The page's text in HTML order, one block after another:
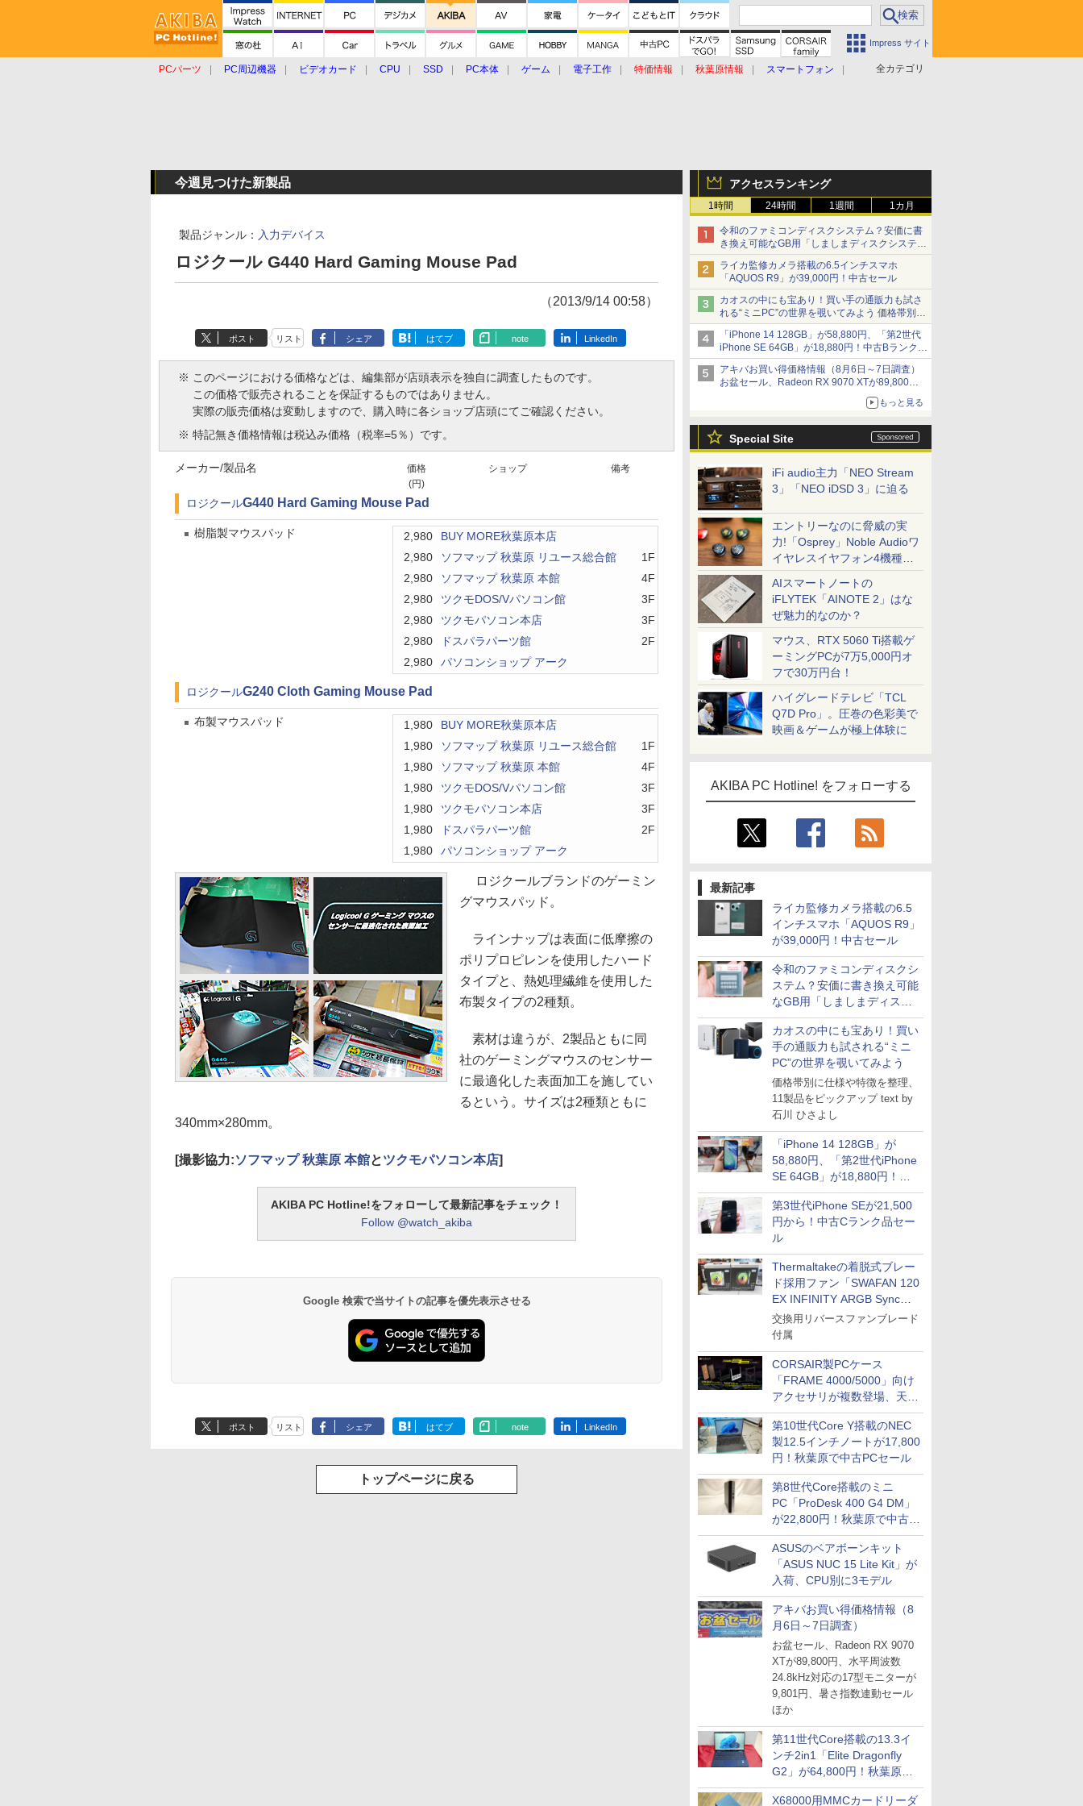
Impress サイト
全カテゴリ
PCパーツ PC周辺機器 ビデオカード CPU SSD PC本体 ゲーム 電子工作 特価情報 秋葉原情報
スマートフォン
アクセスランキング
1時間 24時間 1週間 1カ月
令和のファミコンディスクシステム？安価に書
き換え可能なGB用「しましまディスクシステ
ム」
ライカ監修カメラ搭載の6.5インチスマホ
「AQUOS R9」が39,000円！中古セール
カオスの中にも宝あり！買い手の通販力も試さ
れる“ミニPC”の世界を覗いてみよう 価格帯別に
仕様や特徴を整理、11製品をピックアップ text
by 石川 ひさよし
「iPhone 14 128GB」が58,880円、「第2世代
iPhone SE 64GB」が18,880円！中古Bランク品
セール
アキバお買い得価格情報（8月6日～7日調査）
お盆セール、Radeon RX 9070 XTが89,800
円、水平周波数24.8kHz対応の17型モニターが
9,801円、暑さ指数連動セール ほか
もっと見る
Special Site
iFi audio主力「NEO Stream
3」「NEO iDSD 3」に迫る
エントリーなのに脅威の実
力!「Osprey」Noble Audioワ
イヤレスイヤフォン4機種を
一気に聴く
AIスマートノートの
iFLYTEK「AINOTE 2」はな
ぜ魅力的なのか？
マウス、RTX 5060 Ti搭載ゲ
ーミングPCが7万5,000円オ
フで30万円台！
ハイグレードテレビ「TCL
Q7D Pro」。圧巻の色彩美で
映画＆ゲームが極上体験に
AKIBA PC Hotline! をフォローする
最新記事
ライカ監修カメラ搭載の6.5
インチスマホ「AQUOS R9」
が39,000円！中古セール
令和のファミコンディスクシ
ステム？安価に書き換え可能
なGB用「しましまディスク
システム」
カオスの中にも宝あり！買い
手の通販力も試される“ミニ
PC”の世界を覗いてみよう
価格帯別に仕様や特徴を整理、
11製品をピックアップ text by
石川 ひさよし
「iPhone 14 128GB」が
58,880円、「第2世代iPhone
SE 64GB」が18,880円！中
古Bランク品セール
第3世代iPhone SEが21,500
円から！中古Cランク品セー
ル
Thermaltakeの着脱式ブレー
ド採用ファン「SWAFAN 120
EX INFINITY ARGB Sync」
に単品パッケージ
交換用リバースファンブレード
付属
CORSAIR製PCケース
「FRAME 4000/5000」向け
アクセサリが複数登場、天然
木製パネルや背面コネクタ対
応トレイなど
第10世代Core Y搭載のNEC
製12.5インチノートが17,800
円！秋葉原で中古PCセール
第8世代Core搭載のミニ
PC「ProDesk 400 G4 DM」
が22,800円！秋葉原で中古
PCセール
ASUSのベアボーンキット
「ASUS NUC 15 Lite Kit」が
入荷、CPU別に3モデル
アキバお買い得価格情報（8
月6日～7日調査）
お盆セール、Radeon RX 9070
XTが89,800円、水平周波数
24.8kHz対応の17型モニターが
9,801円、暑さ指数連動セール
ほか
第11世代Core搭載の13.3イ
ンチ2in1「Elite Dragonfly
G2」が64,800円！秋葉原で
中古PCセール
X68000用MMCカードリーダ
今週見つけた新製品
製品ジャンル： 入力デバイス
ロジクール G440 Hard Gaming Mouse Pad
（2013/9/14 00:58）
ポスト リスト シェア はてブ note LinkedIn
※ このページにおける価格などは、編集部が店頭表示を独自に調査したものです。
この価格で販売されることを保証するものではありません。
実際の販売価格は変動しますので、購入時に各ショップ店頭にてご確認ください。
※ 特記無き価格情報は税込み価格（税率=5％）です。
価格
(円)
ショップ 備考
メーカー/製品名
ロジクールG440 Hard Gaming Mouse Pad
樹脂製マウスパッド 2,980
BUY MORE秋葉原本店
2,980
ソフマップ 秋葉原 リユース総合館
1F
2,980
ソフマップ 秋葉原 本館
4F
2,980
ツクモDOS/Vパソコン館
3F
2,980
ツクモパソコン本店
3F
2,980
ドスパラパーツ館
2F
2,980
パソコンショップ アーク
ロジクールG240 Cloth Gaming Mouse Pad
布製マウスパッド 1,980
BUY MORE秋葉原本店
1,980
ソフマップ 秋葉原 リユース総合館
1F
1,980
ソフマップ 秋葉原 本館
4F
1,980
ツクモDOS/Vパソコン館
3F
1,980
ツクモパソコン本店
3F
1,980
ドスパラパーツ館
2F
1,980
パソコンショップ アーク
ロジクールブランドのゲーミン
グマウスパッド。
ラインナップは表面に低摩擦の
ポリプロピレンを使用したハード
タイプと、熱処理繊維を使用した
布製タイプの2種類。
素材は違うが、2製品ともに同
社のゲーミングマウスのセンサー
に最適化した表面加工を施してい
るという。サイズは2種類ともに
340mm×280mm。
[撮影協力:ソフマップ 秋葉原 本館とツクモパソコン本店]
AKIBA PC Hotline!をフォローして最新記事をチェック！
Follow @watch_akiba
Google 検索で当サイトの記事を優先表示させる
ポスト リスト シェア はてブ note LinkedIn
トップページに戻る